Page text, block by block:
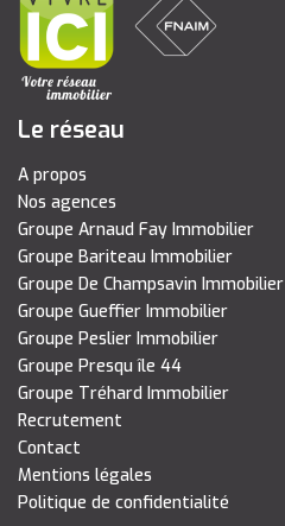
Le réseau
A propos
Nos agences
Groupe Arnaud Fay Immobilier
Groupe Bariteau Immobilier
Groupe De Champsavin Immobilier
Groupe Gueffier Immobilier
Groupe Peslier Immobilier
Groupe Presqu île 44
Groupe Tréhard Immobilier
Recrutement
Contact
Mentions légales
Politique de confidentialité